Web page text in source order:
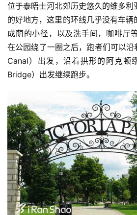
位于泰晤士河北郊历史悠久的维多利
的好地方，这里的环线几乎没有车
成荫的小径，以及洗手间，咖啡厅
在公园绕了一圈之后，跑者们可以沿
Canal）出发，沿着拱形的阿克顿
Bridge）出发继续跑步。